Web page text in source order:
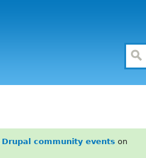
Drupal community events on